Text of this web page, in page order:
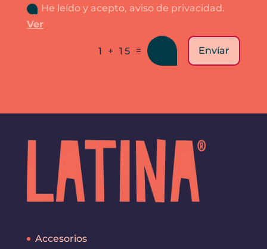
He leído y acepto, aviso de privacidad.
Ver
1 + 15 = Envíar
Accesorios